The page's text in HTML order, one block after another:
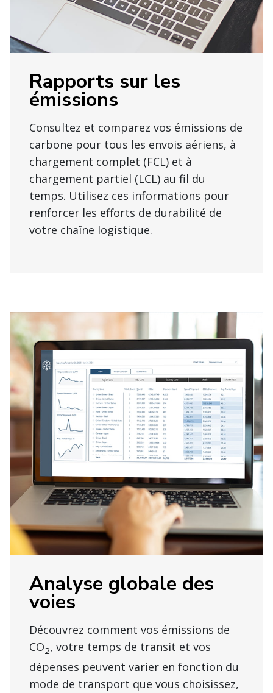
Rapports sur les
émissions
Consultez et comparez vos émissions de
carbone pour tous les envois aériens, à
chargement complet (FCL) et à
chargement partiel (LCL) au fil du
temps. Utilisez ces informations pour
renforcer les efforts de durabilité de
votre chaîne logistique.
Analyse globale des
voies
Découvrez comment vos émissions de
CO2, votre temps de transit et vos
dépenses peuvent varier en fonction du
mode de transport que vous choisissez,